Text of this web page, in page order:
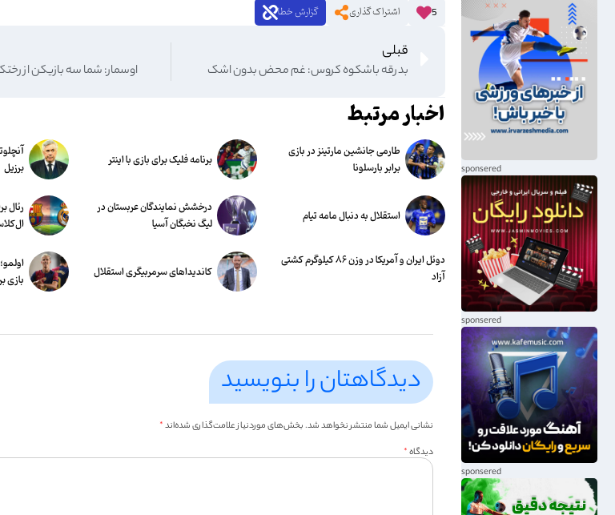
5 اشتراک گذاری گزارش خطا
قبلی
بدرقه باشکوه کروس: غم محض بدون اشک اوسمار: شما سه بازیکن از
اخبار مرتبط
طارمی جانشین مارتینز در بازی
برابر بارسلونا
برنامه فلیک برای بازی با اینتر
برزیل
استقلال به دنبال مامه تیام
درخشش نمایندگان عربستان در
لیگ نخبگان آسیا
رئال
دوئل ایران و آمریکا در وزن ۸۶ کیلوگرم کشتی
آزاد
کاندیداهای سرمربیگری استقلال
بازی
دیدگاهتان را بنویسید
نشانی ایمیل شما منتشر نخواهد شد.بخش‌های موردنیاز علامت‌گذاری شده‌اند*
دیدگاه*